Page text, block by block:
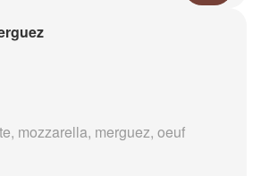
mozzarella, merguez, oeuf